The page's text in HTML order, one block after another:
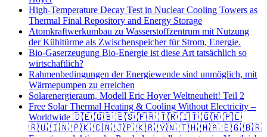
High-Temperature Decay Test in Nuclear Cooling Towers as
Thermal Final Repository and Energy Storage
Atomkraftwerkumbau zu Wasserstoffzentrum mit Nutzung
der Kühltürme als Zwischenspeicher für Strom, Energie.
Bio-Gaserzeugung Bio-Energie ist diese Art tatsächlich so
wirtschaftlich?
Rahmenbedingungen der Energiewende sind unmöglich, mit
Wärmepumpen zu erreichen
Solarenergieraum, Modell Eric Hoyer Weltneuheit! Teil 2
Free Solar Thermal Heating & Cooling Without Electricity –
Worldwide 🇩🇪 🇬🇧 🇪🇸 🇫🇷 🇹🇷 🇮🇹 🇬🇷 🇵🇱
🇷🇺 🇮🇳 🇵🇰 🇨🇳 🇯🇵 🇰🇷 🇻🇳 🇹🇭 🇲🇦 🇪🇬 🇧🇷